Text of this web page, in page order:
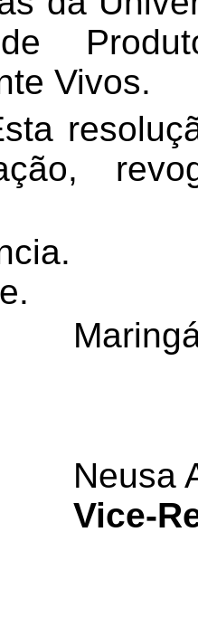
Vivos.
Neusa
Vice-